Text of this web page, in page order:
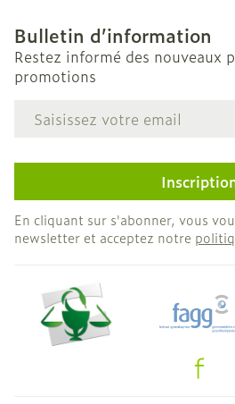
Bulletin d’information
Restez informé des nouveaux
promotions
Adresse mail
En cliquant sur s'abonner, vous
newsletter et acceptez notre